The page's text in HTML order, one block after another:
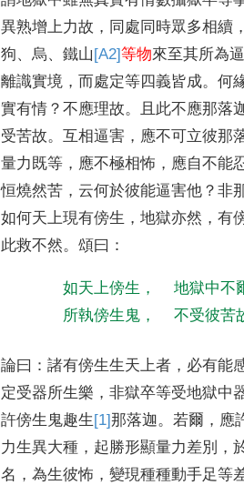
異熟增上力故 ， 同處同時眾多相續
狗、烏、鐵山[A2]等物來至其所為
離識實境 ，而處定等四義皆成。何
實有情 ？不應理故。
且此不應那落
受苦故。互相逼害 ， 應不可立彼那
量力既等 ， 應不極相怖 ， 應自不能
恒燒然苦 ， 云何於彼能逼害他 ？非
如何天上現有傍生 ，地獄亦然 ，有
此救不然。頌曰 ：
如天上傍生 ，
地獄中不
所執傍生鬼 ， 不受彼苦
論曰 ：諸有傍生生天上者 ， 必有能
定受器所生樂 ，非獄卒等受地獄中
許傍生鬼趣生 [1]那落迦。若爾 ， 應
力生異大種 ， 起勝形顯量力差別 ，
名 ，為生彼怖 ，變現種種動手足等